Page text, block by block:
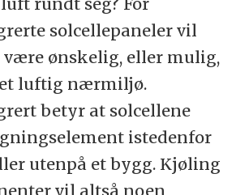
solcellepaneler vil
ønskelig, eller mulig,
et luftig nærmiljø.
betyr at solcellene
istedenfor
utenpå et bygg. Kjøling
vil altså noen